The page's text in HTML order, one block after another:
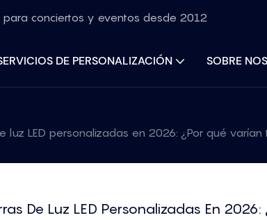
para conciertos y eventos desde 2012
DE PERSONALIZACIÓN SOBRE
LED personalizadas en 2026: ¿Por qué
De Luz LED Personalizadas En 2026: